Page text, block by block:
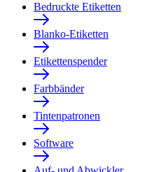
Bedruckte Etiketten
Blanko-Etiketten
Etikettenspender
Farbbänder
Tintenpatronen
Software